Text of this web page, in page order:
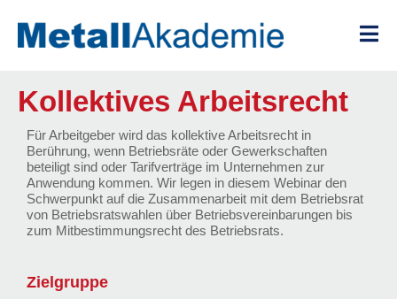
Inhalt
springen
Kollektives Arbeitsrecht
Für Arbeitgeber wird das kollektive Arbeitsrecht in
Berührung, wenn Betriebsräte oder Gewerkschaften
beteiligt sind oder Tarifverträge im Unternehmen zur
Anwendung kommen. Wir legen in diesem Webinar den
Schwerpunkt auf die Zusammenarbeit mit dem Betriebsrat
von Betriebsratswahlen über Betriebsvereinbarungen bis
zum Mitbestimmungsrecht des Betriebsrats.
Zielgruppe